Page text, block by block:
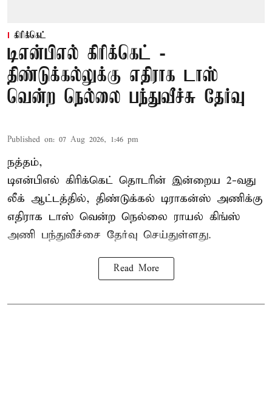
கிரிக்கெட்
டிஎன்பிஎல் கிரிக்கெட் -
திண்டுக்கல்லுக்கு எதிராக டாஸ்
வென்ற நெல்லை பந்துவீச்சு தேர்வு
Published on: 07 Aug 2026, 1:46 pm
நத்தம்,
டிஎன்பிஎல் கிரிக்கெட் தொடரின் இன்றைய 2-வது
லீக் ஆட்டத்தில், திண்டுக்கல் டிராகன்ஸ் அணிக்கு
எதிராக டாஸ் வென்ற நெல்லை ராயல் கிங்ஸ்
அணி பந்துவீச்சை தேர்வு செய்துள்ளது.
Read More